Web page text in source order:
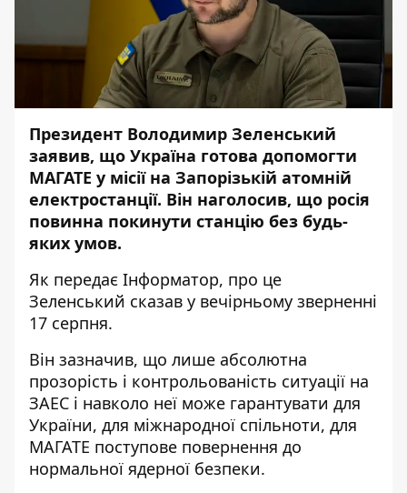
Президент Володимир Зеленський
заявив, що Україна готова допомогти
МАГАТЕ у місії на Запорізькій атомній
електростанції. Він наголосив, що росія
повинна покинути станцію без будь-
яких умов.
Як передає Інформатор, про це
Зеленський сказав у вечірньому зверненні
17 серпня.
Він зазначив, що лише абсолютна
прозорість і контрольованість ситуації на
ЗАЕС і навколо неї може гарантувати для
України, для міжнародної спільноти, для
МАГАТЕ поступове повернення до
нормальної ядерної безпеки.